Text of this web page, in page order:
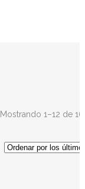
Mostrando 1–12 de